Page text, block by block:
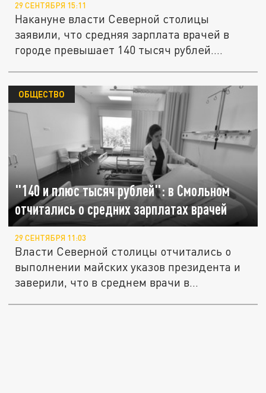
29 СЕНТЯБРЯ 15:11
Накануне власти Северной столицы
заявили, что средняя зарплата врачей в
городе превышает 140 тысяч рублей....
"140 и плюс тысяч рублей": в Смольном
отчитались о средних зарплатах врачей
ОБЩЕСТВО
29 СЕНТЯБРЯ 11:03
Власти Северной столицы отчитались о
выполнении майских указов президента и
заверили, что в среднем врачи в...